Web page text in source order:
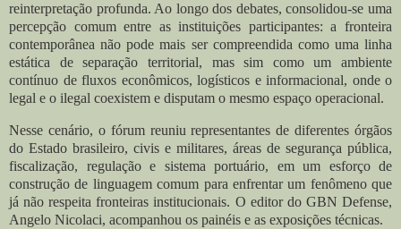
reinterpretação profunda. Ao longo dos debates, consolidou-se uma
percepção comum entre as instituições participantes: a fronteira
contemporânea não pode mais ser compreendida como uma linha
estática de separação territorial, mas sim como um ambiente
contínuo de fluxos econômicos, logísticos e informacional, onde o
legal e o ilegal coexistem e disputam o mesmo espaço operacional.
Nesse cenário, o fórum reuniu representantes de diferentes órgãos
do Estado brasileiro, civis e militares, áreas de segurança pública,
fiscalização, regulação e sistema portuário, em um esforço de
construção de linguagem comum para enfrentar um fenômeno que
já não respeita fronteiras institucionais. O editor do GBN Defense,
Angelo Nicolaci, acompanhou os painéis e as exposições técnicas.